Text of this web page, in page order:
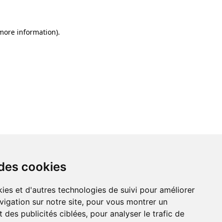
cookies
et d'autres technologies de suivi pour améliorer
sur notre site, pour vous montrer un
des publicités ciblées, pour analyser le trafic de
information).